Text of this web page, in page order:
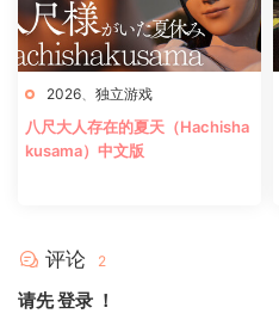
2026 独立游戏
八尺大人存在的夏天（Hachisha
kusama）中文版
评论 2
请先登录 ！